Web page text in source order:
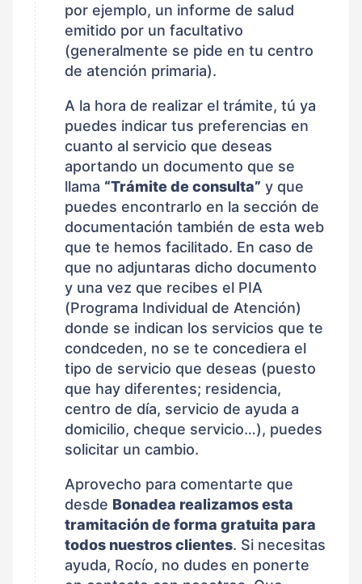
por ejemplo, un informe de salud
emitido por un facultativo
(generalmente se pide en tu centro
de atención primaria).
A la hora de realizar el trámite, tú ya
puedes indicar tus preferencias en
cuanto al servicio que deseas
aportando un documento que se
llama “Trámite de consulta” y que
puedes encontrarlo en la sección de
documentación también de esta web
que te hemos facilitado. En caso de
que no adjuntaras dicho documento
y una vez que recibes el PIA
(Programa Individual de Atención)
donde se indican los servicios que te
condceden, no se te concediera el
tipo de servicio que deseas (puesto
que hay diferentes; residencia,
centro de día, servicio de ayuda a
domicilio, cheque servicio…), puedes
solicitar un cambio.
Aprovecho para comentarte que
desde Bonadea realizamos esta
tramitación de forma gratuita para
todos nuestros clientes. Si necesitas
ayuda, Rocío, no dudes en ponerte